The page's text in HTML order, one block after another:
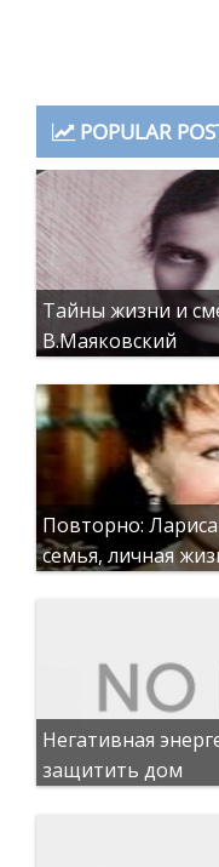
POPULAR
Тайны жизни и
В.Маяковский
Повторно:
семья, личная
Негативная
защитить дом